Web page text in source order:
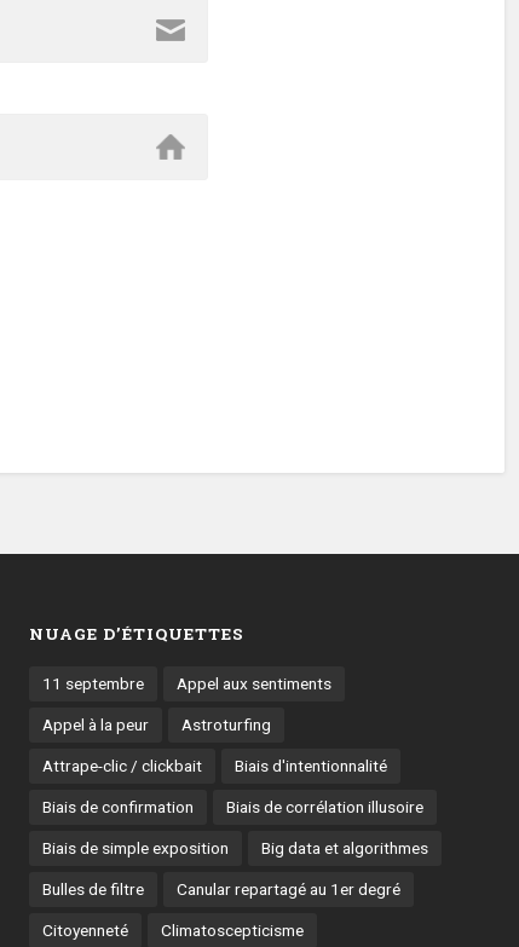
NUAGE D’ÉTIQUETTES
11 septembre Appel aux sentiments
Appel à la peur Astroturfing
Attrape-clic / clickbait Biais d'intentionnalité
Biais de confirmation Biais de corrélation illusoire
Biais de simple exposition Big data et algorithmes
Bulles de filtre Canular repartagé au 1er degré
Citoyenneté Climatoscepticisme